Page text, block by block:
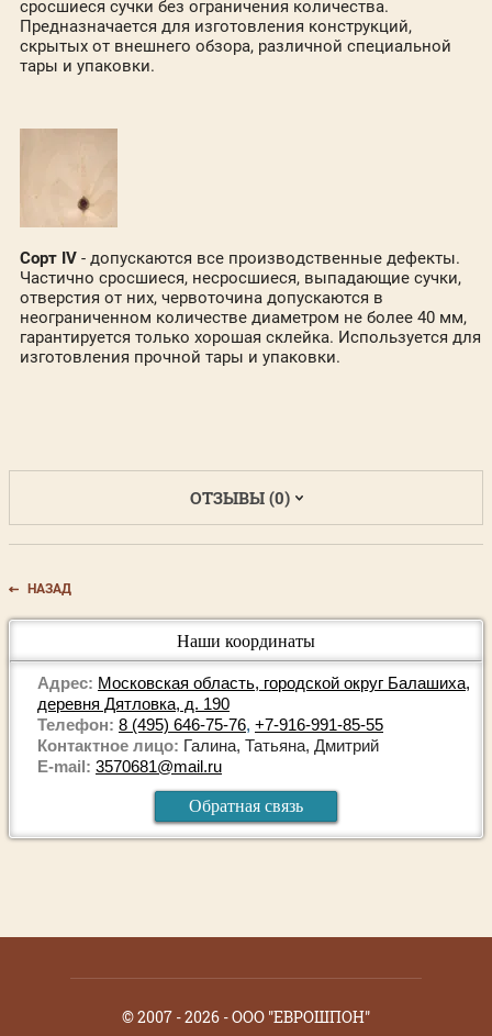
сросшиеся сучки без ограничения количества.
Предназначается для изготовления конструкций,
скрытых от внешнего обзора, различной специальной
тары и упаковки.
Сорт IV - допускаются все производственные дефекты.
Частично сросшиеся, несросшиеся, выпадающие сучки,
отверстия от них, червоточина допускаются в
неограниченном количестве диаметром не более 40 мм,
гарантируется только хорошая склейка. Используется для
изготовления прочной тары и упаковки.
ОТЗЫВЫ (0)
НАЗАД
Наши координаты
Адрес: Московская область, городской округ Балашиха,
деревня Дятловка, д. 190
Телефон: 8 (495) 646-75-76, +7-916-991-85-55
Контактное лицо: Галина, Татьяна, Дмитрий
E-mail: 3570681@mail.ru
Обратная связь
© 2007 - 2026 - ООО "ЕВРОШПОН"